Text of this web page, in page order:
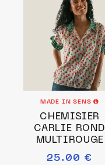
MADE IN SENS
CHEMISIER
CARLIE ROND
MULTIROUGE
25.00 €